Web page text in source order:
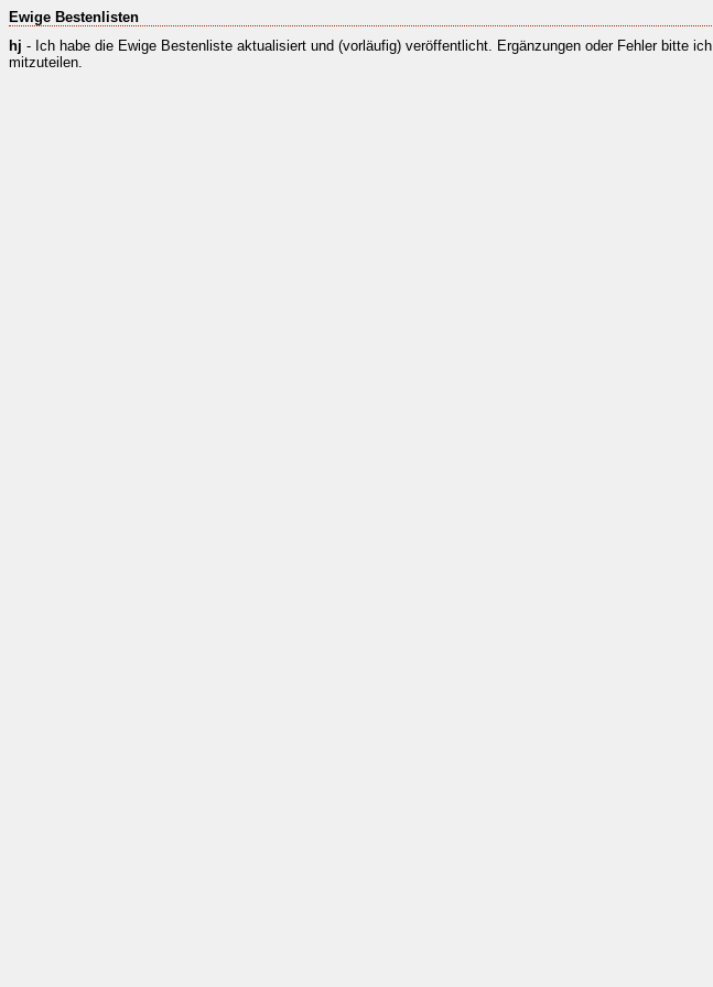
Ewige Bestenlisten
hj - Ich habe die Ewige Bestenliste aktualisiert und (vorläufig) veröffentlicht. Ergänzungen oder Fehler bitte ich
mitzuteilen.